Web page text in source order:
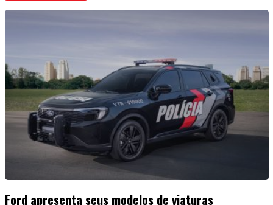
Ford apresenta seus modelos de viaturas